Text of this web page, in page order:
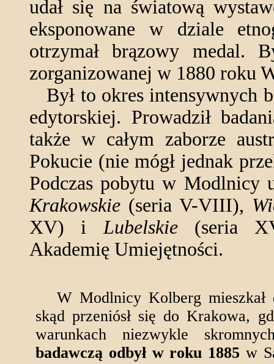
udał się na światową
eksponowane w dziale
otrzymał brązowy medal.
zorganizowanej w 1880 roku
Był to okres intensywnych
edytorskiej. Prowadził
także w całym zaborze
Pokucie (nie mógł jednak
Podczas pobytu w Modlnicy
Krakowskie (seria V-VIII),
XV) iLubelskie(seria
Akademię Umiejętności.
W Modlnicy Kolberg mieszkał
skąd przeniósł się do Krakowa,
warunkach niezwykle
badawczą odbył w roku 1885 w